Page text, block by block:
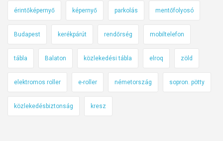
érintőképernyő képernyő parkolás mentőfolyosó
Budapest kerékpárút rendőrség mobiltelefon
tábla Balaton közlekedési tábla elroq zöld
elektromos roller e-roller németország sopron. pötty
közlekedésbiztonság kresz